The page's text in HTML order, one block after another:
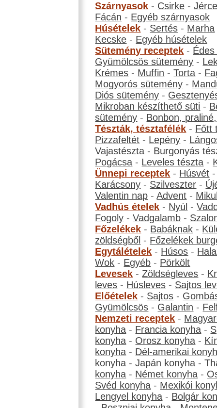
Szárnyasok - Csirke -
Fácán - Egyéb szárnyasok
Húsételek - Sertés - Marha
Kecske - Egyéb húsételek
Sütemény receptek -
Gyümölcsös sütemény -
Krémes - Muffin -Torta -
Mogyorós sütemény -
Diós sütemény -
Mikroban készíthető süti -
sütemény - Bonbon,
Tészták, tésztafélék - Főtt
Pizzafeltét - Lepény -
Vajastészta - Burgonyás
Pogácsa - Leveles tészta -
Ünnepi receptek - Húsvét
Karácsony - Szilveszter -
Valentin nap -Advent -
Vadhús ételek - Nyúl -
Fogoly -Vadgalamb -
Főzelékek - Babáknak -
zöldségből - Főzelékek
Egytálételek - Húsos -
Wok - Egyéb - Pörkölt
Levesek -Zöldségleves -
leves - Húsleves - Sajtos
Előételek - Sajtos -
Gyümölcsös - Galantin -
Nemzeti receptek -
konyha - Francia konyha -
konyha - Orosz konyha -
konyha - Dél-amerikai
konyha -Japán konyha -
konyha - Német konyha -
Svéd konyha - Mexikói
Lengyel konyha - Bolgár